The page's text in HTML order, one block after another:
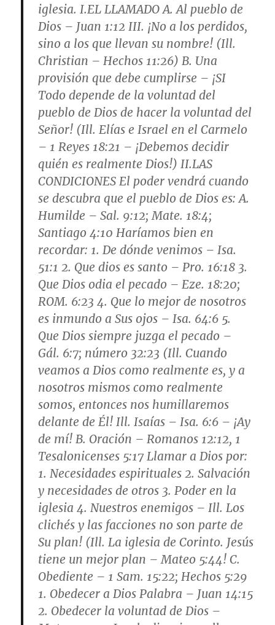
iglesia. I.EL LLAMADOA.Al pueblo de
Dios – Juan 1:12 III. ¡No a los perdidos,
sino a los que llevan su nombre! (Ill.
Christian – Hechos 11:26) B. Una
provisión que debe cumplirse – ¡SI
Todo depende de la voluntad del
pueblo de Dios de hacer la voluntad del
Señor! (Ill. Elías e Israel en el Carmelo
– 1 Reyes 18:21 – ¡Debemos decidir
quién es realmente Dios!) II.LAS
CONDICIONES El poder vendrá cuando
se descubra que el pueblo de Dios es: A.
Humilde – Sal. 9:12; Mate. 18:4;
Santiago 4:10 Haríamos bien en
recordar: 1. De dónde venimos – Isa.
51:1 2. Que dios es santo – Pro. 16:18 3.
Que Dios odia el pecado – Eze. 18:20;
ROM. 6:23 4. Que lo mejor de nosotros
es inmundo a Sus ojos – Isa. 64:6 5.
Que Dios siempre juzga el pecado –
Gál. 6:7; número 32:23 (Ill. Cuando
veamos a Dios como realmente es, y a
nosotros mismos como realmente
somos, entonces nos humillaremos
delante de Él! Ill. Isaías – Isa. 6:6 – ¡Ay
de mí! B. Oración – Romanos 12:12, 1
Tesalonicenses 5:17 Llamar a Dios por:
1. Necesidades espirituales 2. Salvación
y necesidades de otros 3. Poder en la
iglesia 4. Nuestros enemigos – Ill. Los
clichés y las facciones no son parte de
Su plan! (Ill. La iglesia de Corinto. Jesús
tiene un mejor plan – Mateo 5:44! C.
Obediente – 1 Sam. 15:22; Hechos 5:29
1. Obedecer a Dios Palabra – Juan 14:15
2. Obedecer la voluntad de Dios –